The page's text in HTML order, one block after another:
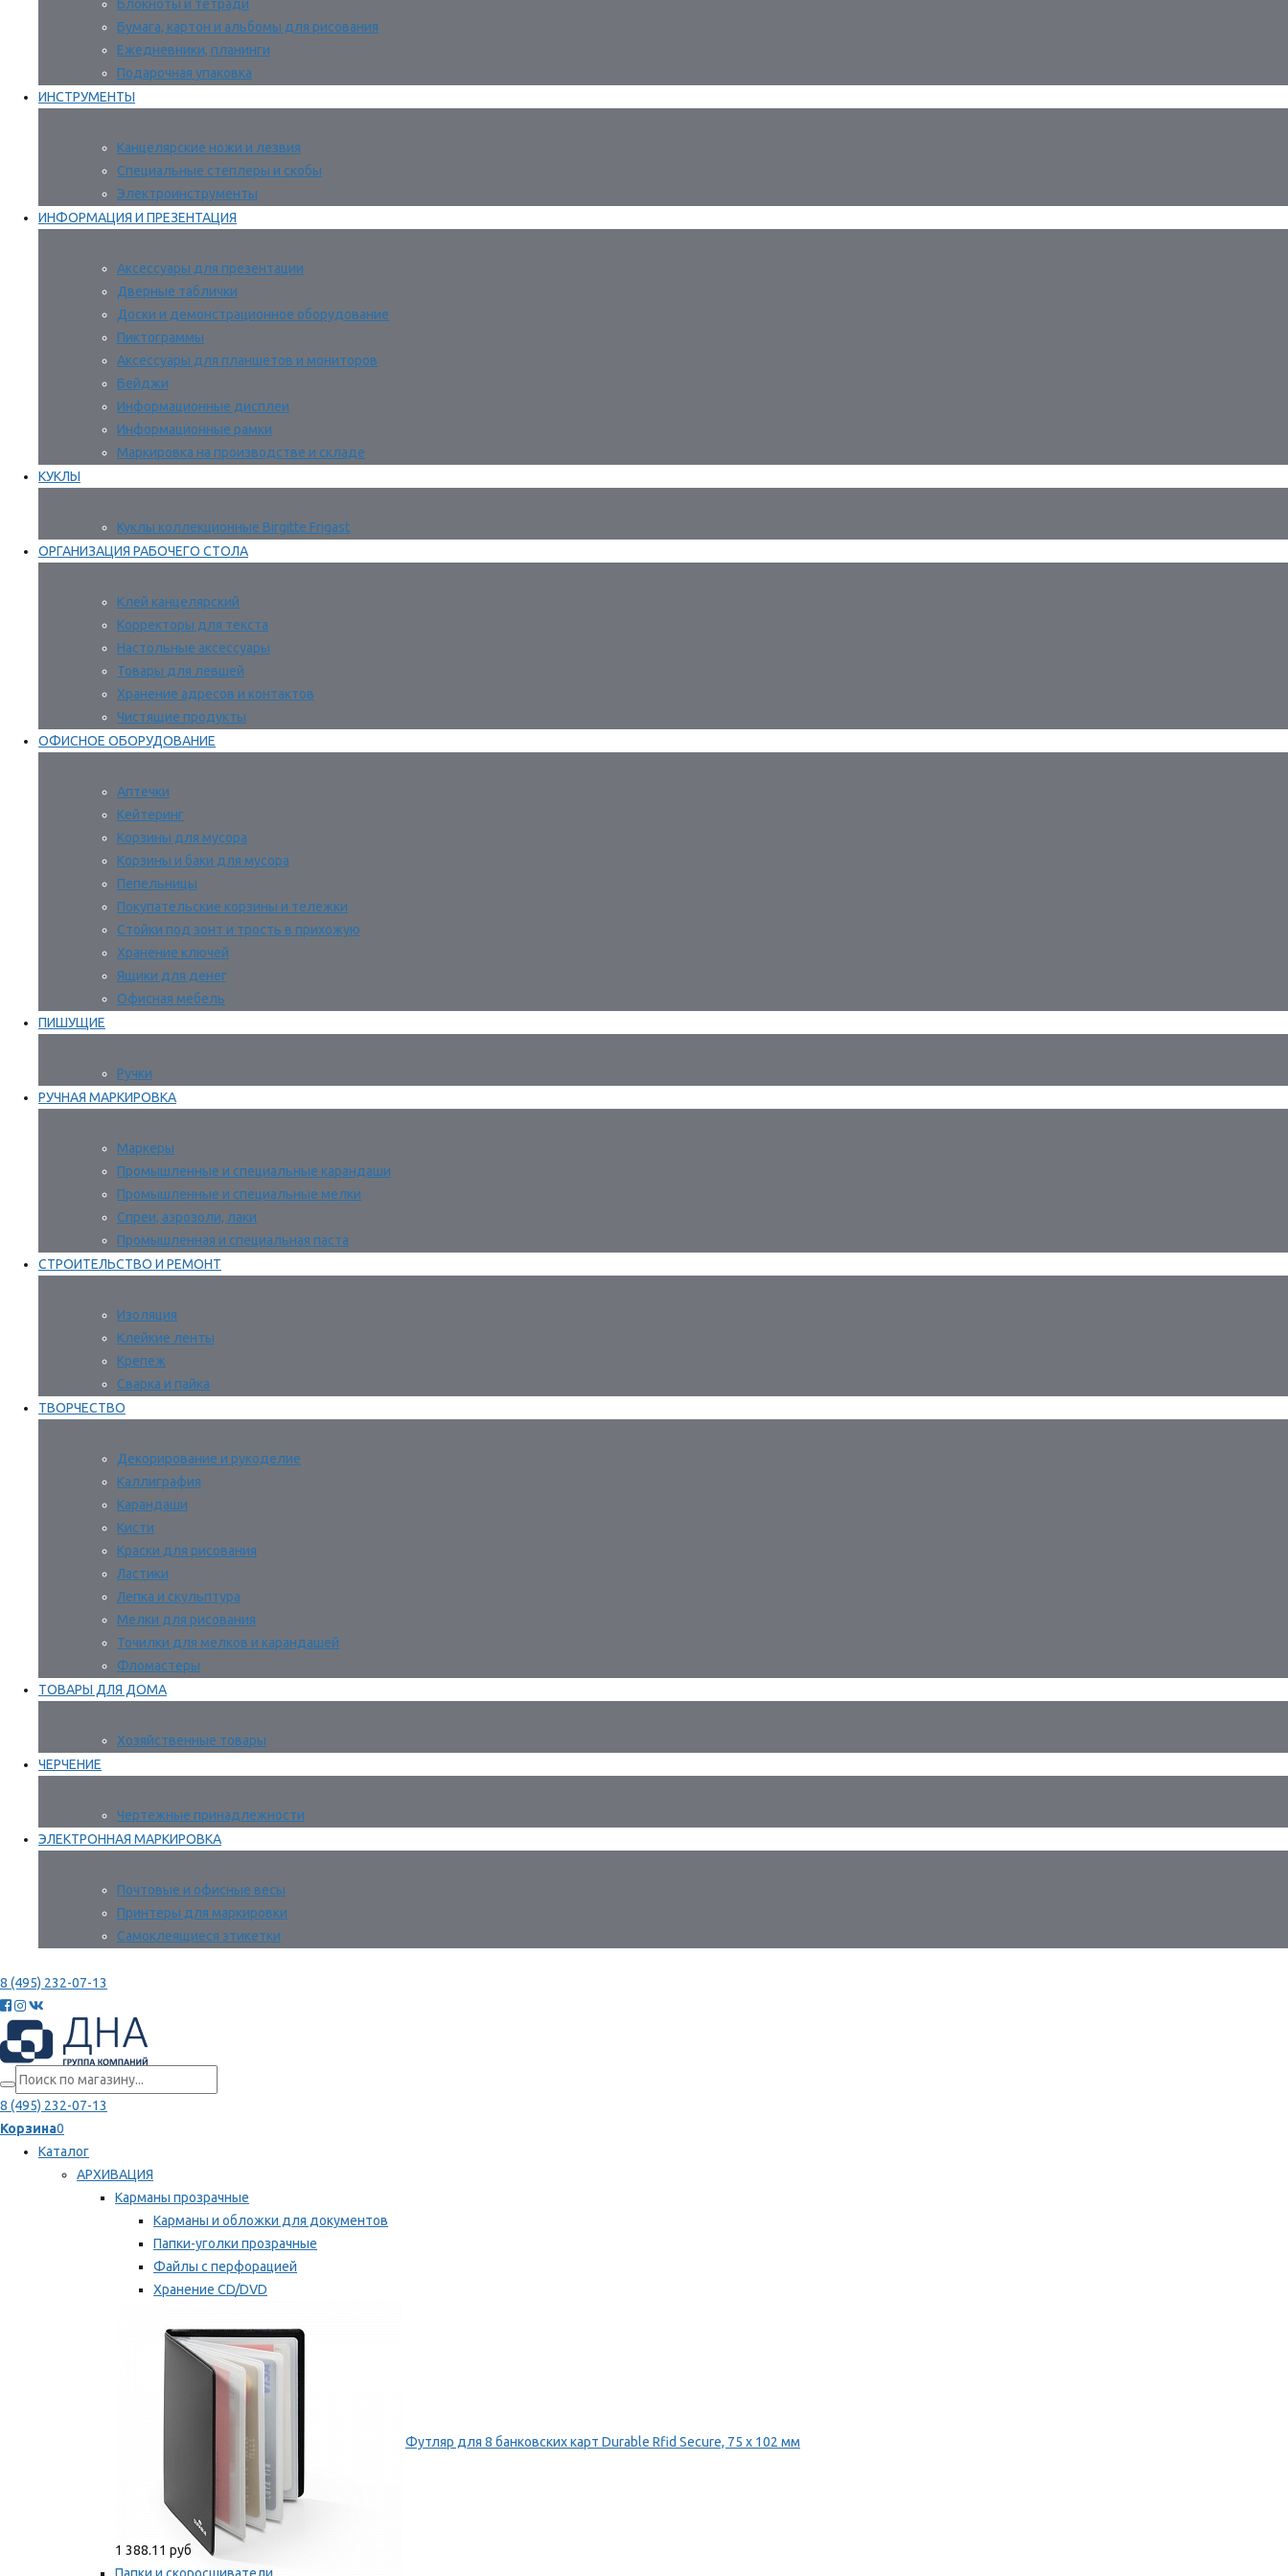
Блокноты и тетради
Бумага, картон и альбомы для рисования
Ежедневники, планинги
Подарочная упаковка
ИНСТРУМЕНТЫ
Канцелярские ножи и лезвия
Специальные степлеры и скобы
Электроинструменты
ИНФОРМАЦИЯ И ПРЕЗЕНТАЦИЯ
Аксессуары для презентации
Дверные таблички
Доски и демонстрационное оборудование
Пиктограммы
Аксессуары для планшетов и мониторов
Бейджи
Информационные дисплеи
Информационные рамки
Маркировка на производстве и складе
КУКЛЫ
Куклы коллекционные Birgitte Frigast
ОРГАНИЗАЦИЯ РАБОЧЕГО СТОЛА
Клей канцелярский
Корректоры для текста
Настольные аксессуары
Товары для левшей
Хранение адресов и контактов
Чистящие продукты
ОФИСНОЕ ОБОРУДОВАНИЕ
Аптечки
Кейтеринг
Корзины для мусора
Корзины и баки для мусора
Пепельницы
Покупательские корзины и тележки
Стойки под зонт и трость в прихожую
Хранение ключей
Ящики для денег
Офисная мебель
ПИШУЩИЕ
Ручки
РУЧНАЯ МАРКИРОВКА
Маркеры
Промышленные и специальные карандаши
Промышленные и специальные мелки
Спреи, аэрозоли, лаки
Промышленная и специальная паста
СТРОИТЕЛЬСТВО И РЕМОНТ
Изоляция
Клейкие ленты
Крепеж
Сварка и пайка
ТВОРЧЕСТВО
Декорирование и рукоделие
Каллиграфия
Карандаши
Кисти
Краски для рисования
Ластики
Лепка и скульптура
Мелки для рисования
Точилки для мелков и карандашей
Фломастеры
ТОВАРЫ ДЛЯ ДОМА
Хозяйственные товары
ЧЕРЧЕНИЕ
Чертежные принадлежности
ЭЛЕКТРОННАЯ МАРКИРОВКА
Почтовые и офисные весы
Принтеры для маркировки
Самоклеящиеся этикетки
8 (495) 232-07-13
8 (495) 232-07-13
Корзина0
Каталог
АРХИВАЦИЯ
Карманы прозрачные
Карманы и обложки для документов
Папки-уголки прозрачные
Файлы с перфорацией
Хранение CD/DVD
Мы рекомендуем
Футляр для 8 банковских карт Durable Rfid Secure, 75 х 102 мм
1 388.11 руб